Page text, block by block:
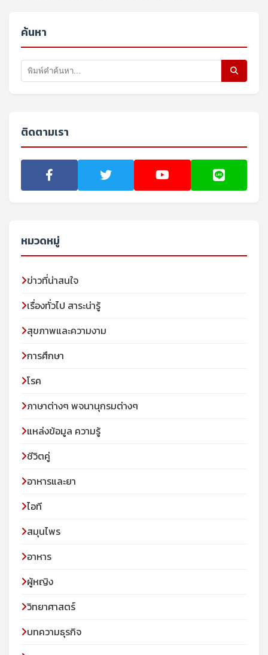
ค้นหา
ติดตามเรา
หมวดหมู่
ข่าวที่น่าสนใจ
เรื่องทั่วไป สาระน่ารู้
สุขภาพและความงาม
การศึกษา
โรค
ภาษาต่างๆ พจนานุกรมต่างๆ
แหล่งข้อมูล ความรู้
ชีวิตคู่
อาหารและยา
ไอที
สมุนไพร
อาหาร
ผู้หญิง
วิทยาศาสตร์
บทความธุรกิจ